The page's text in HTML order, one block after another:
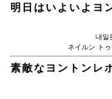
明日はいよいよヨ
내일
ネイルン ト
素敵なヨントンレ